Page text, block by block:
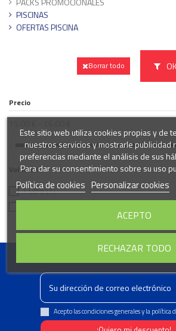
PISCINAS
OFERTAS PISCINA
Borrar todo
Precio
Volumen
1 Litro(1)
Acepto las condiciones generales y la política
Este sitio web utiliza cookies propias y de
nuestros servicios y mostrarle publicidad
preferencias mediante el análisis de sus
Para dar su consentimiento sobre su uso
Política de cookies Personalizar cookies
RECHAZAR TODO
ACEPTO